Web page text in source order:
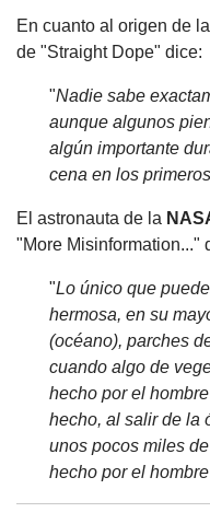
En cuanto al origen de
de "Straight Dope" dice:
"Nadie sabe
aunque algunos
algún importante
cena en los
El astronauta de la
"More Misinformation..."
"Lo único que
hermosa, en su
(océano), parches
cuando algo de
hecho por el
hecho, al salir de la
unos pocos miles
hecho por el